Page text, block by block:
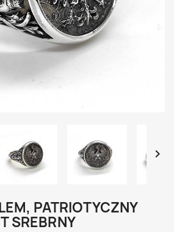

PATRIOTYCZNY
SREBRNY